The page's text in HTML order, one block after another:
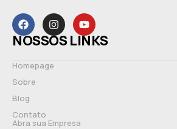
NOSSOS LINKS
Homepage
Sobre
Blog
Contato
Abra sua Empresa